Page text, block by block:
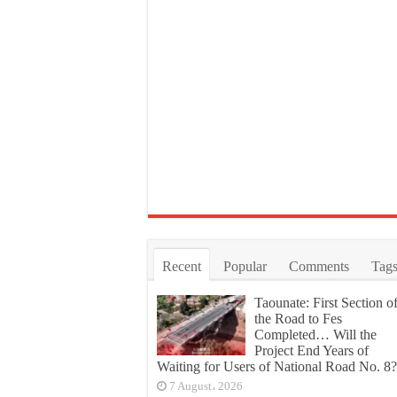
Recent Popular Comments Tags
Taounate: First Section of
the Road to Fes
Completed… Will the
Project End Years of
Waiting for Users of National Road No. 8?
7 August، 2026